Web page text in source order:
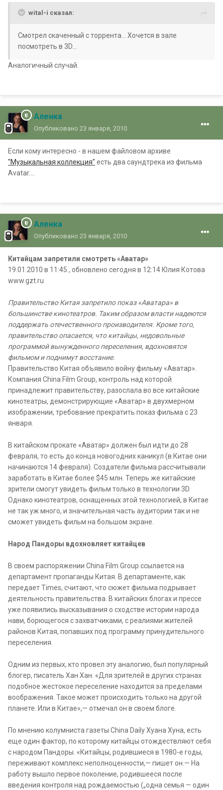
wital-i сказал:
Смотрел скаченный с торрента... Хочется в зале
посмотреть в 3D...
Аналогичный случай.
Аленка
Опубликовано 23 января, 2010
Если кому интересно - в нашем файловом архиве
"Музыкальная коллекция" есть два саундтрека из фильма
Avatar....
Аленка
Опубликовано 23 января, 2010
Китайцам запретили смотреть «Аватар»
19.01.2010 в 11:45 , обновлено сегодня в 12:14 Юлия Котова
www.gzt.ru
Правительство Китая запретило показ «Аватара» в
большинстве кинотеатров. Таким образом власти надеются
поддержать отечественного производителя. Кроме того,
правительство опасается, что китайцы, недовольные
программой вынужденного переселения, вдохновятся
фильмом и поднимут восстание.
Правительство Китая объявило войну фильму «Аватар».
Компания China Film Group, контроль над которой
принадлежит правительству, разослала во все китайские
кинотеатры, демонстрирующие «Аватар» в двухмерном
изображении, требование прекратить показ фильма с 23
января.
В китайском прокате «Аватар» должен был идти до 28
февраля, то есть до конца новогодних каникул (в Китае они
начинаются 14 февраля). Создатели фильма рассчитывали
заработать в Китае более $45 млн. Теперь же китайские
зрители смогут увидеть фильм только в технологии 3D.
Однако кинотеатров, оснащенных этой технологией, в Китае
не так уж много, и значительная часть аудитории так и не
сможет увидеть фильм на большом экране.
Народ Пандоры вдохновляет китайцев
В своем распоряжении China Film Group ссылается на
департамент пропаганды Китая. В департаменте, как
передает Times, считают, что сюжет фильма подрывает
деятельность правительства. В китайских блогах и прессе
уже появились высказывания о сходстве истории народа
нави, борющегося с захватчиками, с реалиями жителей
районов Китая, попавших под программу принудительного
переселения.
Одним из первых, кто провел эту аналогию, был популярный
блогер, писатель Хан Хан. «Для зрителей в других странах
подобное жестокое переселение находится за пределами
воображения. Такое может происходить только на другой
планете. Или в Китае»,— отмечал он в своем блоге.
По мнению колумниста газеты China Daily Хуана Хуна, есть
еще один фактор, по которому китайцы отождествляют себя
с народом Пандоры. «Китайцы, родившиеся в 1980-е годы,
переживают комплекс неполноценности,— пишет он.— На
работу вышло первое поколение, родившееся после
введения контроля над рождаемостью („одна семья — один